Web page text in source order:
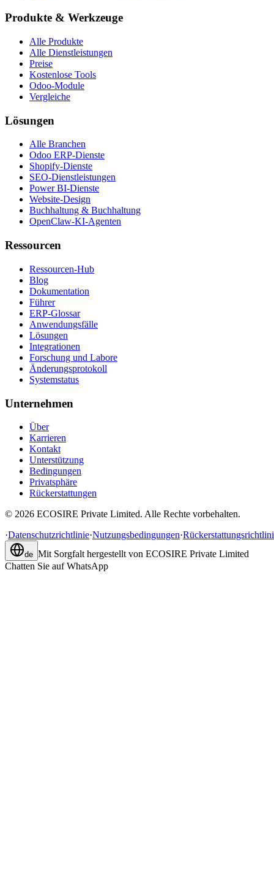
Produkte & Werkzeuge
Alle Produkte
Alle Dienstleistungen
Preise
Kostenlose Tools
Odoo-Module
Vergleiche
Lösungen
Alle Branchen
Odoo ERP-Dienste
Shopify-Dienste
SEO-Dienstleistungen
Power BI-Dienste
Website-Design
Buchhaltung & Buchhaltung
OpenClaw-KI-Agenten
Ressourcen
Ressourcen-Hub
Blog
Dokumentation
Führer
ERP-Glossar
Anwendungsfälle
Lösungen
Integrationen
Forschung und Labore
Änderungsprotokoll
Systemstatus
Unternehmen
Über
Karrieren
Kontakt
Unterstützung
Bedingungen
Privatsphäre
Rückerstattungen
© 2026 ECOSIRE Private Limited. Alle Rechte vorbehalten.
·Datenschutzrichtlinie·Nutzungsbedingungen·
de Mit Sorgfalt hergestellt von ECOSIRE Private Limited
Chatten Sie auf WhatsApp